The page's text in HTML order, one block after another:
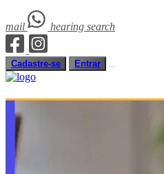
mail hearing search
Cadastre-se Entrar